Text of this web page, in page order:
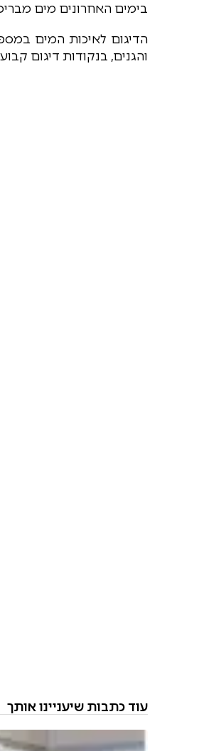
בימים האחרונים מים
הדיגום לאיכות המים
והגנים, בנקודות דיגום
עוד כתבות שיעניינו אותך